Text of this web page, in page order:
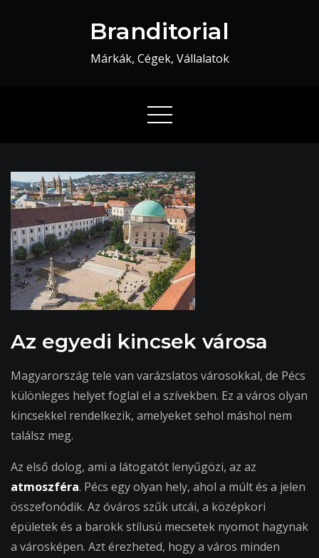
Branditorial
Márkák, Cégek, Vállalatok
Az egyedi kincsek városa
Magyarország tele van varázslatos városokkal, de Pécs
különleges helyet foglal el a szívekben. Ez a város olyan
kincsekkel rendelkezik, amelyeket sehol máshol nem
találsz meg.
Az első dolog, ami a látogatót lenyűgözi, az az
atmoszféra. Pécs egy olyan hely, ahol a múlt és a jelen
összefonódik. Az óváros szűk utcái, a középkori
épületek és a barokk stílusú mecsetek nyomot hagynak
a városképen. Azt érezheted, hogy a város minden